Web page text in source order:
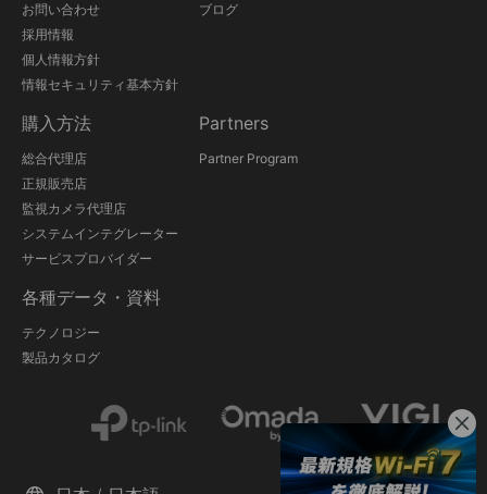
お問い合わせ
採用情報
個人情報方針
情報セキュリティ基本方針
ブログ
購入方法
総合代理店
正規販売店
監視カメラ代理店
システムインテグレーター
サービスプロバイダー
Partners
Partner Program
各種データ・資料
テクノロジー
製品カタログ